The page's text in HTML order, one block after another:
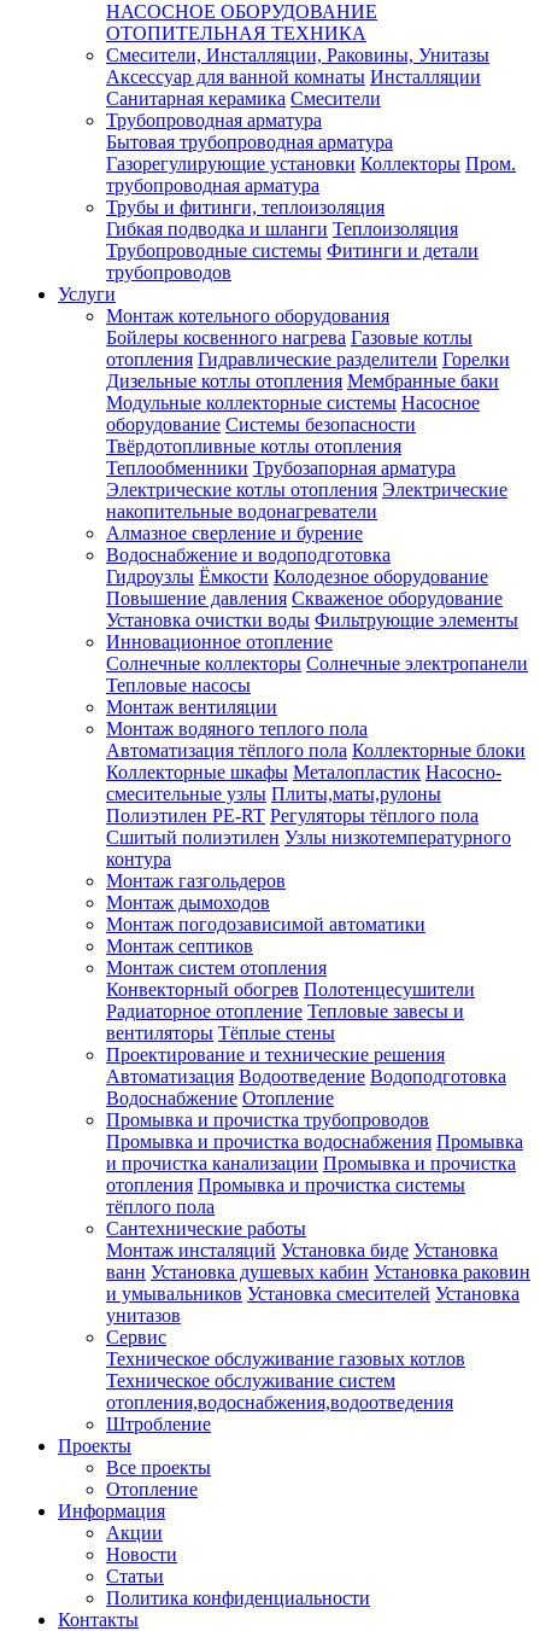
НАСОСНОЕ ОБОРУДОВАНИЕ
ОТОПИТЕЛЬНАЯ ТЕХНИКА
Смесители, Инсталляции, Раковины, Унитазы
Аксессуар для ванной комнаты Инсталляции
Санитарная керамика Смесители
Трубопроводная арматура
Бытовая трубопроводная арматура
Газорегулирующие установки Коллекторы Пром.
трубопроводная арматура
Трубы и фитинги, теплоизоляция
Гибкая подводка и шланги Теплоизоляция
Трубопроводные системы Фитинги и детали
трубопроводов
Услуги
Монтаж котельного оборудования
Бойлеры косвенного нагрева Газовые котлы
отопления Гидравлические разделители Горелки
Дизельные котлы отопления Мембранные баки
Модульные коллекторные системы Насосное
оборудование Системы безопасности
Твёрдотопливные котлы отопления
Теплообменники Трубозапорная арматура
Электрические котлы отопления Электрические
накопительные водонагреватели
Алмазное сверление и бурение
Водоснабжение и водоподготовка
Гидроузлы Ёмкости Колодезное оборудование
Повышение давления Скваженое оборудование
Установка очистки воды Фильтрующие элементы
Инновационное отопление
Солнечные коллекторы Солнечные электропанели
Тепловые насосы
Монтаж вентиляции
Монтаж водяного теплого пола
Автоматизация тёплого пола Коллекторные блоки
Коллекторные шкафы Металопластик Насосно-
смесительные узлы Плиты,маты,рулоны
Полиэтилен PE-RT Регуляторы тёплого пола
Сшитый полиэтилен Узлы низкотемпературного
контура
Монтаж газгольдеров
Монтаж дымоходов
Монтаж погодозависимой автоматики
Монтаж септиков
Монтаж систем отопления
Конвекторный обогрев Полотенцесушители
Радиаторное отопление Тепловые завесы и
вентиляторы Тёплые стены
Проектирование и технические решения
Автоматизация Водоотведение Водоподготовка
Водоснабжение Отопление
Промывка и прочистка трубопроводов
Промывка и прочистка водоснабжения Промывка
и прочистка канализации Промывка и прочистка
отопления Промывка и прочистка системы
тёплого пола
Сантехнические работы
Монтаж инсталяций Установка биде Установка
ванн Установка душевых кабин Установка раковин
и умывальников Установка смесителей Установка
унитазов
Сервис
Техническое обслуживание газовых котлов
Техническое обслуживание систем
отопления,водоснабжения,водоотведения
Штробление
Проекты
Все проекты
Отопление
Информация
Акции
Новости
Статьи
Политика конфиденциальности
Контакты